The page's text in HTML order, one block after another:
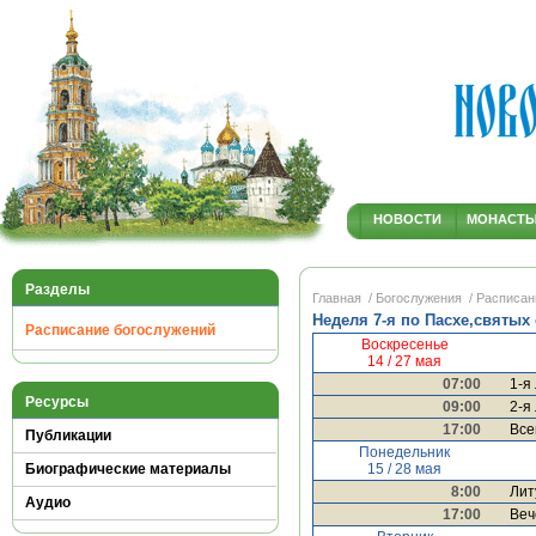
Главная / Богослужения /
Неделя 7-я по
Воскресенье
14 / 27 мая
07:00
1-я
09:00
2-я
17:00
Понедельник
15 / 28 мая
8:00
17:00
НОВОСТИ
Разделы
Расписание богослужений
Ресурсы
Публикации
Биографические материалы
Аудио